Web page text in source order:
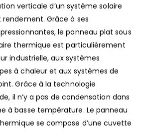
verticale d’un système solaire
Grâce à ses
le panneau plat sous
thermique est particulièrement
industrielle, aux systèmes
à chaleur et aux systèmes de
Grâce à la technologie
il n’y a pas de condensation dans
à basse température. Le panneau
se compose d’une cuvette